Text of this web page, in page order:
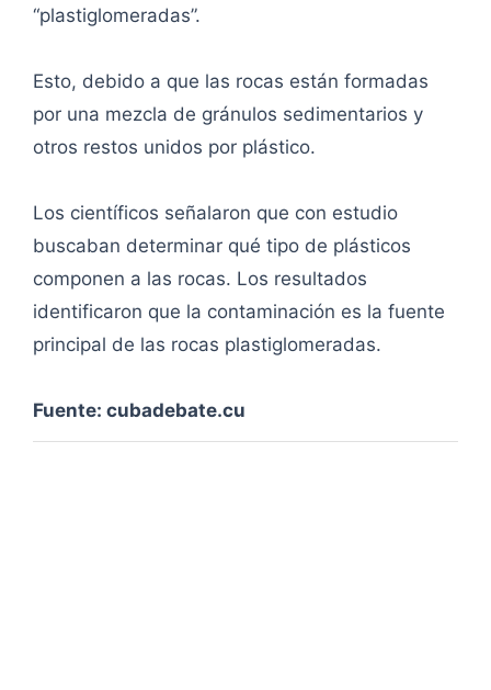
“plastiglomeradas”.
Esto, debido a que las rocas están formadas
por una mezcla de gránulos sedimentarios y
otros restos unidos por plástico.
Los científicos señalaron que con estudio
buscaban determinar qué tipo de plásticos
componen a las rocas. Los resultados
identificaron que la contaminación es la fuente
principal de las rocas plastiglomeradas.
Fuente: cubadebate.cu